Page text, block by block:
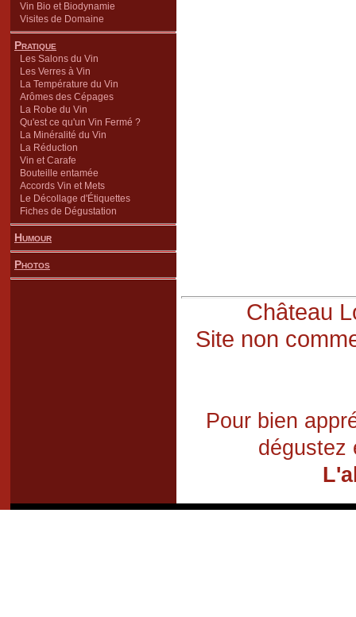
Vin Bio et Biodynamie
Visites de Domaine
Pratique
Les Salons du Vin
Les Verres à Vin
La Température du Vin
Arômes des Cépages
La Robe du Vin
Qu'est ce qu'un Vin Fermé ?
La Minéralité du Vin
La Réduction
Vin et Carafe
Bouteille entamée
Accords Vin et Mets
Le Décollage d'Étiquettes
Fiches de Dégustation
Humour
Photos
Château
Site non
Pour bien
dégustez